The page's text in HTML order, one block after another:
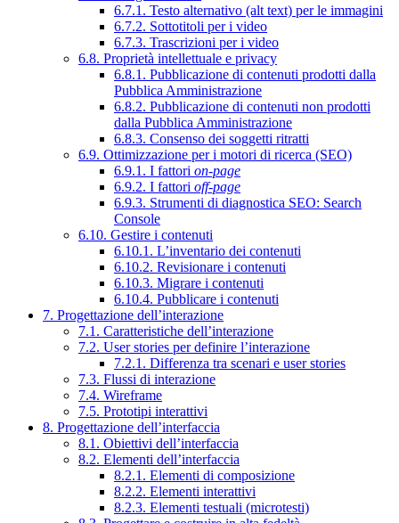
6.7.1. Testo alternativo (alt text) per le immagini
6.7.2. Sottotitoli per i video
6.7.3. Trascrizioni per i video
6.8. Proprietà intellettuale e privacy
6.8.1. Pubblicazione di contenuti prodotti dalla
Pubblica Amministrazione
6.8.2. Pubblicazione di contenuti non prodotti
dalla Pubblica Amministrazione
6.8.3. Consenso dei soggetti ritratti
6.9. Ottimizzazione per i motori di ricerca (SEO)
6.9.1. I fattori on-page
6.9.2. I fattori off-page
6.9.3. Strumenti di diagnostica SEO: Search
Console
6.10. Gestire i contenuti
6.10.1. L’inventario dei contenuti
6.10.2. Revisionare i contenuti
6.10.3. Migrare i contenuti
6.10.4. Pubblicare i contenuti
7. Progettazione dell’interazione
7.1. Caratteristiche dell’interazione
7.2. User stories per definire l’interazione
7.2.1. Differenza tra scenari e user stories
7.3. Flussi di interazione
7.4. Wireframe
7.5. Prototipi interattivi
8. Progettazione dell’interfaccia
8.1. Obiettivi dell’interfaccia
8.2. Elementi dell’interfaccia
8.2.1. Elementi di composizione
8.2.2. Elementi interattivi
8.2.3. Elementi testuali (microtesti)